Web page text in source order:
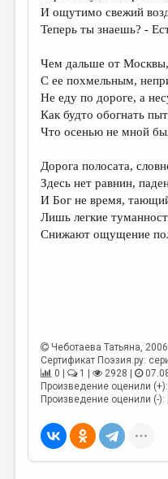
ПРОИЗВЕДЕНИЯ
ПЕРЕВОДЫ
КОНКУРСЫ
ДЕТСКАЯ КОМНАТА
КНИЖНАЯ ПОЛКА
СТРАНИЦЫ ПАМЯТИ
ОБЪЯВЛЕНИЯ
ЭССЕИСТИКА
ЛИТЕРАТУРОВЕДЕНИЕ
ПУБЛИЦИСТИКА
И ощутимо свежий
Теперь ты знаешь? -
Чем дальше от
С ее похмельным,
Не еду по дороге, а
Как будто обогнать
Что осенью не мной
Дорога полосата,
Здесь нет равнин,
И Бог не время,
Лишь легкие
Снижают ощущение
Чеботаева Татьяна, 2006
Сертификат Поэзия.ру:
0 |
1 | 2928 |
Произведение оценили (+):
Произведение оценили (-): []